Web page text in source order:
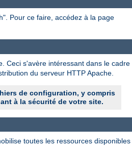
Pour ce faire, accédez à la page
Ceci s'avère intéressant dans le cadre
du serveur HTTP Apache.
de configuration, y compris
à la sécurité de votre site.
toutes les ressources disponibles